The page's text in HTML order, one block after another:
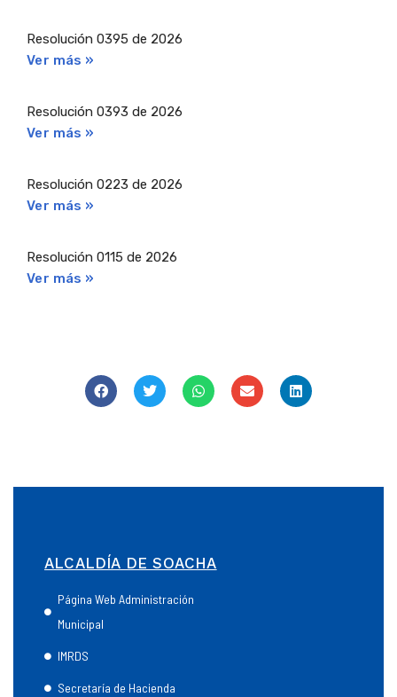
Resolución 0395 de 2026
Ver más »
Resolución 0393 de 2026
Ver más »
Resolución 0223 de 2026
Ver más »
Resolución 0115 de 2026
Ver más »
ALCALDÍA DE SOACHA
Página Web Administración
Municipal
IMRDS
Secretaría de Hacienda